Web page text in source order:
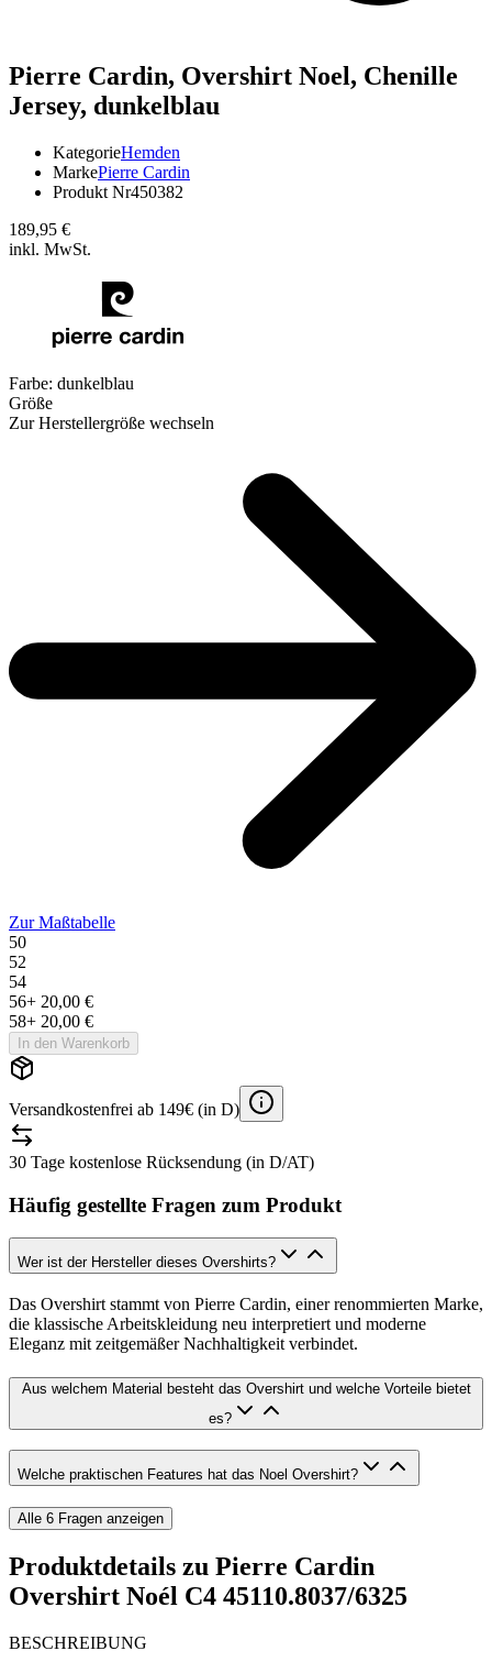
Pierre Cardin, Overshirt Noel, Chenille
Jersey, dunkelblau
KategorieHemden
MarkePierre Cardin
Produkt Nr450382
189,95 €
inkl. MwSt.
Farbe: dunkelblau
Größe
Zur Herstellergröße wechseln
Zur Maßtabelle
50
52
54
56+ 20,00 €
58+ 20,00 €
In den Warenkorb
Versandkostenfrei ab 149€ (in D)
30 Tage kostenlose Rücksendung (in D/AT)
Häufig gestellte Fragen zum Produkt
Wer ist der Hersteller dieses Overshirts?
Das Overshirt stammt von Pierre Cardin, einer renommierten Marke,
die klassische Arbeitskleidung neu interpretiert und moderne
Eleganz mit zeitgemäßer Nachhaltigkeit verbindet.
Aus welchem Material besteht das Overshirt und welche Vorteile bietet
es?
Welche praktischen Features hat das Noel Overshirt?
Alle 6 Fragen anzeigen
Produktdetails zu Pierre Cardin
Overshirt Noél C4 45110.8037/6325
BESCHREIBUNG